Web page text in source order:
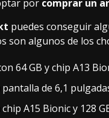
por comprar un
puedes conseguir
son algunos de los
64 GB y chip A13
pantalla de 6,1
chip A15 Bionic y 128